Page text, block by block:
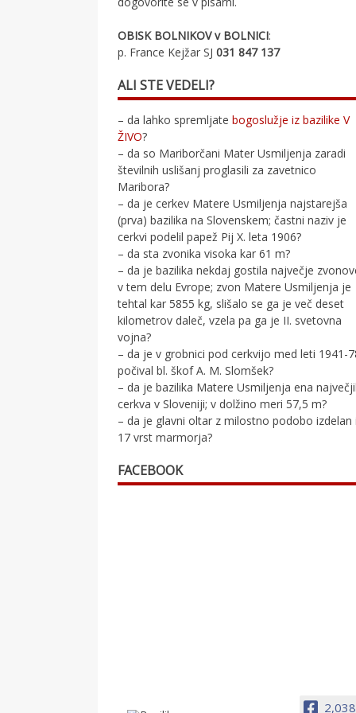
OBISK BOLNIKOV v BOLNICI:
p. France Kejžar SJ031 847 137
ALI STE VEDELI?
– da lahko spremljatebogoslužje iz bazilike V
ŽIVO?
– da so Mariborčani Mater Usmiljenja zaradi
številnih uslišanj proglasili za zavetnico
Maribora?
– da je cerkev Matere Usmiljenja najstarejša
(prva) bazilika na Slovenskem; častni naziv je
cerkvi podelil papež Pij X. leta 1906?
– da sta zvonika visoka kar 61 m?
– da je bazilika nekdaj gostila največje
v tem delu Evrope; zvon Matere Usmiljenja je
tehtal kar 5855 kg, slišalo se ga je več deset
kilometrov daleč, vzela pa ga je II. svetovna
vojna?
– da je v grobnici pod cerkvijo med leti 1941-
počival bl. škof A. M. Slomšek?
– da je bazilika Matere Usmiljenja ena
cerkva v Sloveniji; v dolžino meri 57,5 m?
– da je glavni oltar z milostno podobo izdelan
17 vrst marmorja?
FACEBOOK
2,038